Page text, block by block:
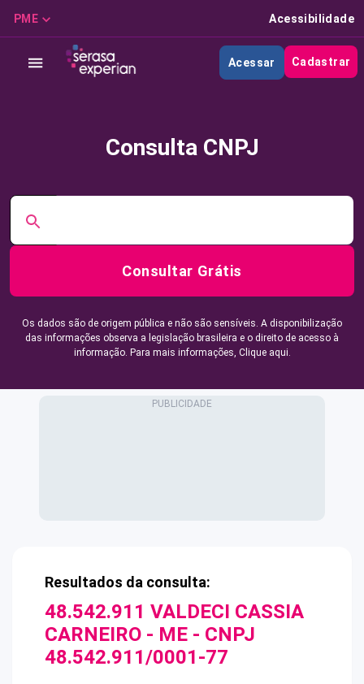
PME Acessibilidade
Acessar Cadastrar
Consulta CNPJ
Consultar Grátis
Os dados são de origem pública e não são sensíveis. A disponibilização
das informações observa a legislação brasileira e o direito de acesso à
informação. Para mais informações, Clique aqui.
Resultados da consulta:
48.542.911 VALDECI CASSIA
CARNEIRO - ME - CNPJ
48.542.911/0001-77